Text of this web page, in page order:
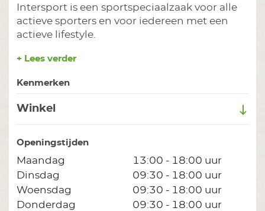
Intersport is een sportspeciaalzaak voor alle
actieve sporters en voor iedereen met een
actieve lifestyle.
+ Lees verder
Kenmerken
Winkel
Openingstijden
Maandag
13:00 - 18:00 uur
Dinsdag
09:30 - 18:00 uur
Woensdag
09:30 - 18:00 uur
Donderdag
09:30 - 18:00 uur